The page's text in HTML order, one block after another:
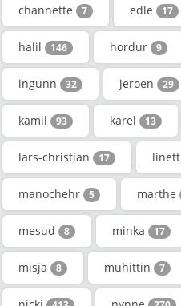
channette 7 edle 17
halil 146 hordur 9
ingunn 32 jeroen 29
kamil 93 karel 13
lars-christian 17 linett
manochehr 5 marthe
mesud 8 minka 17
misja 8 muhittin 7